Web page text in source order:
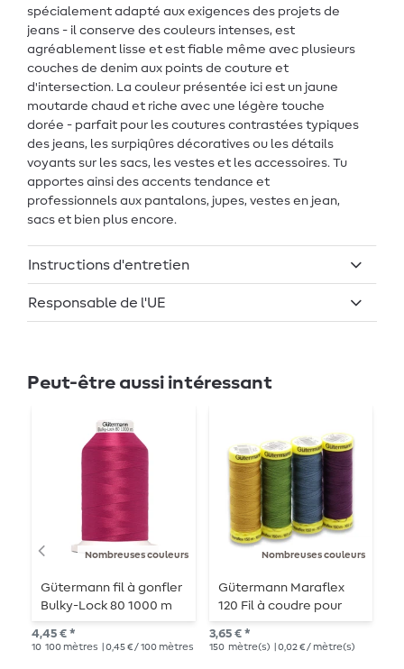
spécialement adapté aux exigences des projets de
jeans - il conserve des couleurs intenses, est
agréablement lisse et est fiable même avec plusieurs
couches de denim aux points de couture et
d'intersection. La couleur présentée ici est un jaune
moutarde chaud et riche avec une légère touche
dorée - parfait pour les coutures contrastées typiques
des jeans, les surpiqûres décoratives ou les détails
voyants sur les sacs, les vestes et les accessoires. Tu
apportes ainsi des accents tendance et
professionnels aux pantalons, jupes, vestes en jean,
sacs et bien plus encore.
Instructions d'entretien
Responsable de l'UE
Peut-être aussi intéressant
Nombreuses couleurs
Gütermann fil à gonfler
Bulky-Lock 80 1000 m
4,45 € *
10 100 mètres | 0,45 € / 100 mètres
Nombreuses couleurs
Gütermann Maraflex
120 Fil à coudre pour
coutures élastiques -
150 m
3,65 € *
150 mètre(s) | 0,02 € / mètre(s)